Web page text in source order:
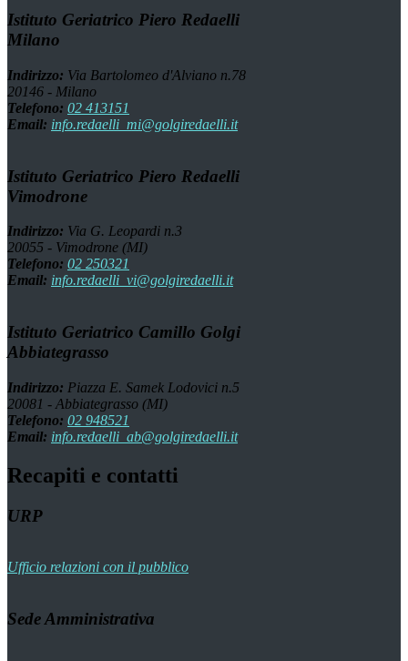
Istituto Geriatrico Piero Redaelli
Milano
Indirizzo: Via Bartolomeo d'Alviano n.78
20146 - Milano
Telefono: 02 413151
Email: info.redaelli_mi@golgiredaelli.it
Istituto Geriatrico Piero Redaelli
Vimodrone
Indirizzo: Via G. Leopardi n.3
20055 - Vimodrone (MI)
Telefono: 02 250321
Email: info.redaelli_vi@golgiredaelli.it
Istituto Geriatrico Camillo Golgi
Abbiategrasso
Indirizzo: Piazza E. Samek Lodovici n.5
20081 - Abbiategrasso (MI)
Telefono: 02 948521
Email: info.redaelli_ab@golgiredaelli.it
Recapiti e contatti
URP
Ufficio relazioni con il pubblico
Sede Amministrativa